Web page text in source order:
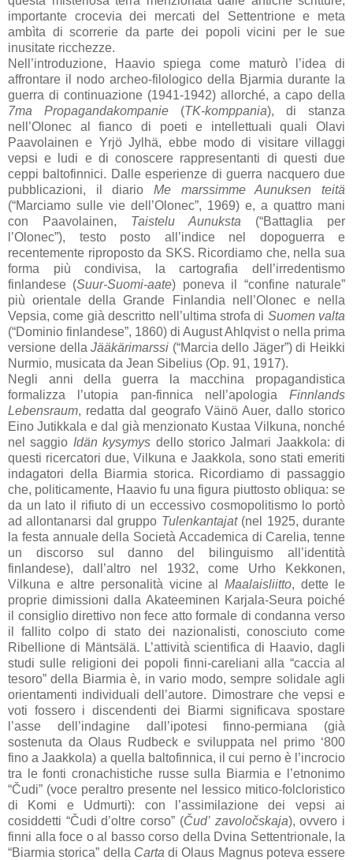
importante crocevia dei mercati del Settentrione e meta
ambìta di scorrerie da parte dei popoli vicini per le sue
inusitate ricchezze.
Nell’introduzione, Haavio spiega come maturò l’idea di
affrontare il nodo archeo-filologico della Bjarmia durante la
guerra di continuazione (1941-1942) allorché, a capo della
7ma Propagandakompanie (TK-komppania), di stanza
nell’Olonec al fianco di poeti e intellettuali quali Olavi
Paavolainen e Yrjö Jylhä, ebbe modo di visitare villaggi
vepsi e ludi e di conoscere rappresentanti di questi due
ceppi baltofinnici. Dalle esperienze di guerra nacquero due
pubblicazioni, il diario Me marssimme Aunuksen teitä
(“Marciamo sulle vie dell’Olonec”, 1969) e, a quattro mani
con Paavolainen, Taistelu Aunuksta (“Battaglia per
l’Olonec”), testo posto all’indice nel dopoguerra e
recentemente riproposto da SKS. Ricordiamo che, nella sua
forma più condivisa, la cartografia dell’irredentismo
finlandese (Suur-Suomi-aate) poneva il “confine naturale”
più orientale della Grande Finlandia nell’Olonec e nella
Vepsia, come già descritto nell’ultima strofa di Suomen valta
(“Dominio finlandese”, 1860) di August Ahlqvist o nella prima
versione dellaJääkärimarssi (“Marcia dello Jäger”) di Heikki
Nurmio, musicata da Jean Sibelius (Op. 91, 1917).
Negli anni della guerra la macchina propagandistica
formalizza l’utopia pan-finnica nell’apologia Finnlands
Lebensraum, redatta dal geografo Väinö Auer, dallo storico
Eino Jutikkala e dal già menzionato Kustaa Vilkuna, nonché
nel saggio Idän kysymys dello storico Jalmari Jaakkola: di
questi ricercatori due, Vilkuna e Jaakkola, sono stati emeriti
indagatori della Biarmia storica. Ricordiamo di passaggio
che, politicamente, Haavio fu una figura piuttosto obliqua: se
da un lato il rifiuto di un eccessivo cosmopolitismo lo portò
ad allontanarsi dal gruppo Tulenkantajat(nel 1925, durante
la festa annuale della Società Accademica di Carelia, tenne
un discorso sul danno del bilinguismo all’identità
finlandese), dall’altro nel 1932, come Urho Kekkonen,
Vilkuna e altre personalità vicine alMaalaisliitto, dette le
proprie dimissioni dalla Akateeminen Karjala-Seura poiché
il consiglio direttivo non fece atto formale di condanna verso
il fallito colpo di stato dei nazionalisti, conosciuto come
Ribellione di Mäntsälä. L’attività scientifica di Haavio, dagli
studi sulle religioni dei popoli finni-careliani alla “caccia al
tesoro” della Biarmia è, in vario modo, sempre solidale agli
orientamenti individuali dell’autore. Dimostrare che vepsi e
voti fossero i discendenti dei Biarmi significava spostare
l’asse dell’indagine dall’ipotesi finno-permiana (già
sostenuta da Olaus Rudbeck e sviluppata nel primo ‘800
fino a Jaakkola) a quella baltofinnica, il cui perno è l’incrocio
tra le fonti cronachistiche russe sulla Biarmia e l’etnonimo
“Čudi” (voce peraltro presente nel lessico mitico-folcloristico
di Komi e Udmurti): con l’assimilazione dei vepsi ai
cosiddetti “Čudi d’oltre corso” (Čud’ zavoločskaja), ovvero i
finni alla foce o al basso corso della Dvina Settentrionale, la
“Biarmia storica” della Carta di Olaus Magnus poteva essere